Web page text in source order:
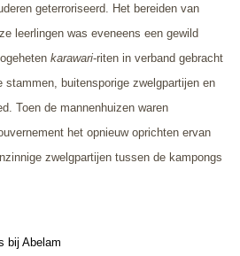
geterroriseerd. Het bereiden van
leerlingen was eveneens een gewild
karawari-riten in verband gebracht
stammen, buitensporige zwelgpartijen en
Toen de mannenhuizen waren
het opnieuw oprichten ervan
zwelgpartijen tussen de kampongs
bij Abelam